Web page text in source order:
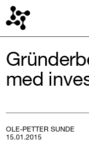
med
OLE-PETTER SUNDE
15.01.2015